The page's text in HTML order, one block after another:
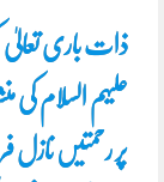
ذات باری تعالیٰ
علیہم السلام کی
پر رحمتیں